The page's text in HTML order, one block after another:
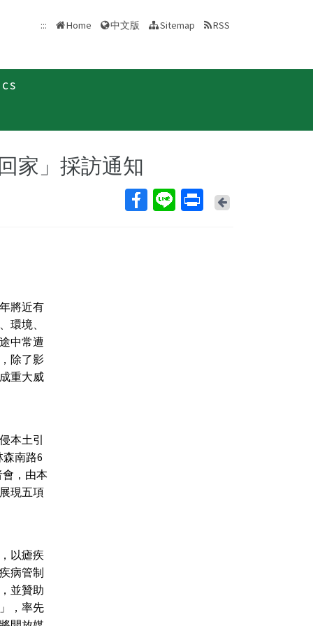
::: Home 中文版 Sitemap RSS
家」採訪通知
Back
將近有
環境、
中常遭
除了影
重大威
本土引
南路6
，由本
現五項
以瘧疾
病管制
並贊助
，率先